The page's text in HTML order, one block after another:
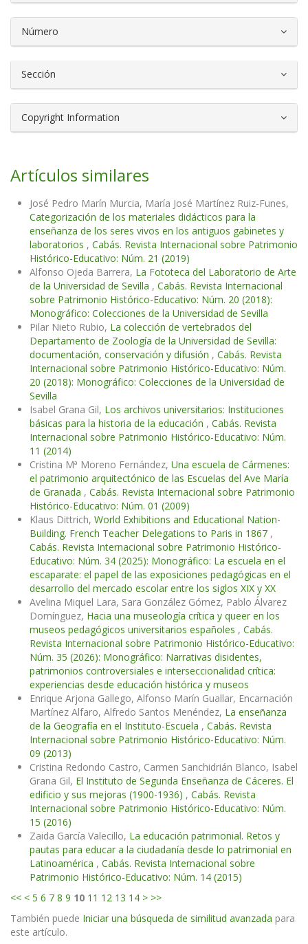
Número
Sección
Copyright Information
Artículos similares
José Pedro Marín Murcia, María José Martínez Ruiz-Funes,
Categorización de los materiales didácticos para la
enseñanza de los seres vivos en los antiguos gabinetes y
laboratorios , Cabás. Revista Internacional sobre Patrimonio
Histórico-Educativo: Núm. 21 (2019)
Alfonso Ojeda Barrera, La Fototeca del Laboratorio de Arte
de la Universidad de Sevilla , Cabás. Revista Internacional
sobre Patrimonio Histórico-Educativo: Núm. 20 (2018):
Monográfico: Colecciones de la Universidad de Sevilla
Pilar Nieto Rubio, La colección de vertebrados del
Departamento de Zoología de la Universidad de Sevilla:
documentación, conservación y difusión , Cabás. Revista
Internacional sobre Patrimonio Histórico-Educativo: Núm.
20 (2018): Monográfico: Colecciones de la Universidad de
Sevilla
Isabel Grana Gil, Los archivos universitarios: Instituciones
básicas para la historia de la educación , Cabás. Revista
Internacional sobre Patrimonio Histórico-Educativo: Núm.
11 (2014)
Cristina Mª Moreno Fernández, Una escuela de Cármenes:
el patrimonio arquitectónico de las Escuelas del Ave María
de Granada , Cabás. Revista Internacional sobre Patrimonio
Histórico-Educativo: Núm. 01 (2009)
Klaus Dittrich, World Exhibitions and Educational Nation-
Building. French Teacher Delegations to Paris in 1867 ,
Cabás. Revista Internacional sobre Patrimonio Histórico-
Educativo: Núm. 34 (2025): Monográfico: La escuela en el
escaparate: el papel de las exposiciones pedagógicas en el
desarrollo del mercado escolar entre los siglos XIX y XX
Avelina Miquel Lara, Sara González Gómez, Pablo Álvarez
Domínguez, Hacia una museología crítica y queer en los
museos pedagógicos universitarios españoles , Cabás.
Revista Internacional sobre Patrimonio Histórico-Educativo:
Núm. 35 (2026): Monográfico: Narrativas disidentes,
patrimonios controversiales e interseccionalidad crítica:
experiencias desde educación histórica y museos
Enrique Arjona Gallego, Alfonso Marín Guallar, Encarnación
Martínez Alfaro, Alfredo Santos Menéndez, La enseñanza
de la Geografía en el Instituto-Escuela , Cabás. Revista
Internacional sobre Patrimonio Histórico-Educativo: Núm.
09 (2013)
Cristina Redondo Castro, Carmen Sanchidrián Blanco, Isabel
Grana Gil, El Instituto de Segunda Enseñanza de Cáceres. El
edificio y sus mejoras (1900-1936) , Cabás. Revista
Internacional sobre Patrimonio Histórico-Educativo: Núm.
15 (2016)
Zaida García Valecillo, La educación patrimonial. Retos y
pautas para educar a la ciudadanía desde lo patrimonial en
Latinoamérica , Cabás. Revista Internacional sobre
Patrimonio Histórico-Educativo: Núm. 14 (2015)
<< < 5 6 7 8 9 10 11 12 13 14 > >>
También puede Iniciar una búsqueda de similitud avanzada para
este artículo.